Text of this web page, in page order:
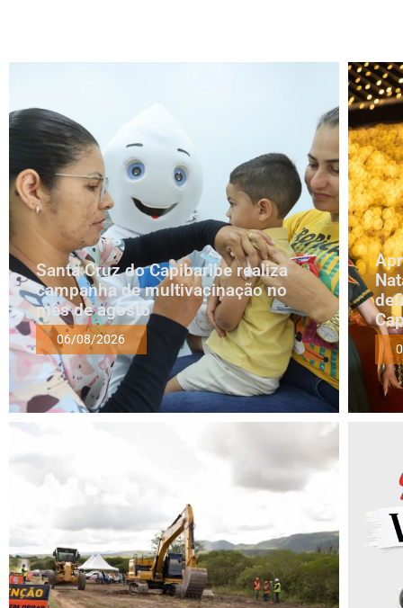
Santa Cruz do Capibaribe realiza
campanha de multivacinação no
mês de agosto
06/08/2026